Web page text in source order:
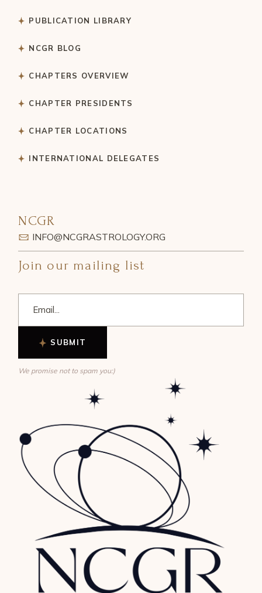
PUBLICATION LIBRARY
NCGR BLOG
CHAPTERS OVERVIEW
CHAPTER PRESIDENTS
CHAPTER LOCATIONS
INTERNATIONAL DELEGATES
NCGR
INFO@NCGRASTROLOGY.ORG
Join our mailing list
SUBMIT
We promise not to spam you:)